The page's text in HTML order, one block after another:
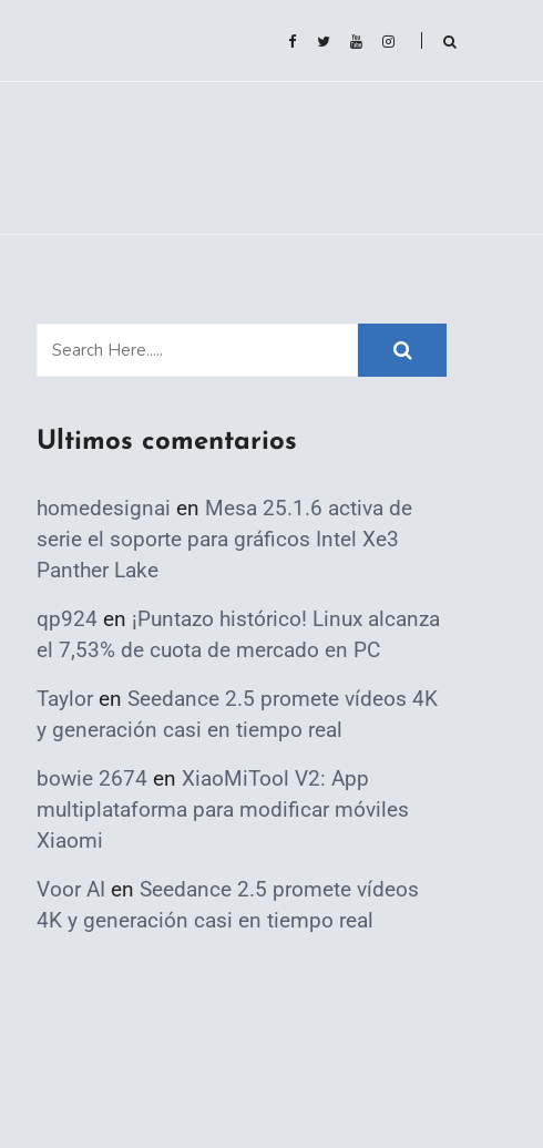
Ultimos comentarios
homedesignai en Mesa 25.1.6 activa de
serie el soporte para gráficos Intel Xe3
Panther Lake
qp924 en ¡Puntazo histórico! Linux alcanza
el 7,53% de cuota de mercado en PC
Taylor en Seedance 2.5 promete vídeos 4K
y generación casi en tiempo real
bowie 2674 en XiaoMiTool V2: App
multiplataforma para modificar móviles
Xiaomi
Voor AI en Seedance 2.5 promete vídeos
4K y generación casi en tiempo real